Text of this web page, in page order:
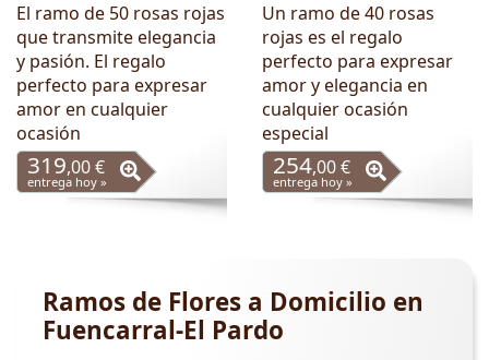
El ramo de 50 rosas rojas
que transmite elegancia
y pasión. El regalo
perfecto para expresar
amor en cualquier
ocasión
319,00 €
entrega hoy »
Un ramo de 40 rosas
rojas es el regalo
perfecto para expresar
amor y elegancia en
cualquier ocasión
especial
254,00 €
entrega hoy »
Ramos de Flores a Domicilio en
Fuencarral-El Pardo